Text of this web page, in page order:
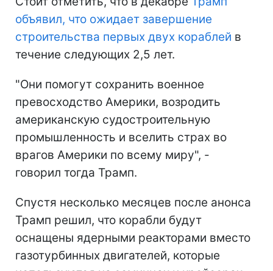
объявил, что ожидает завершение
строительства первых двух кораблей в
течение следующих 2,5 лет.
"Они помогут сохранить военное
превосходство Америки, возродить
американскую судостроительную
промышленность и вселить страх во
врагов Америки по всему миру", -
говорил тогда Трамп.
Спустя несколько месяцев после анонса
Трамп решил, что корабли будут
оснащены ядерными реакторами вместо
газотурбинных двигателей, которые